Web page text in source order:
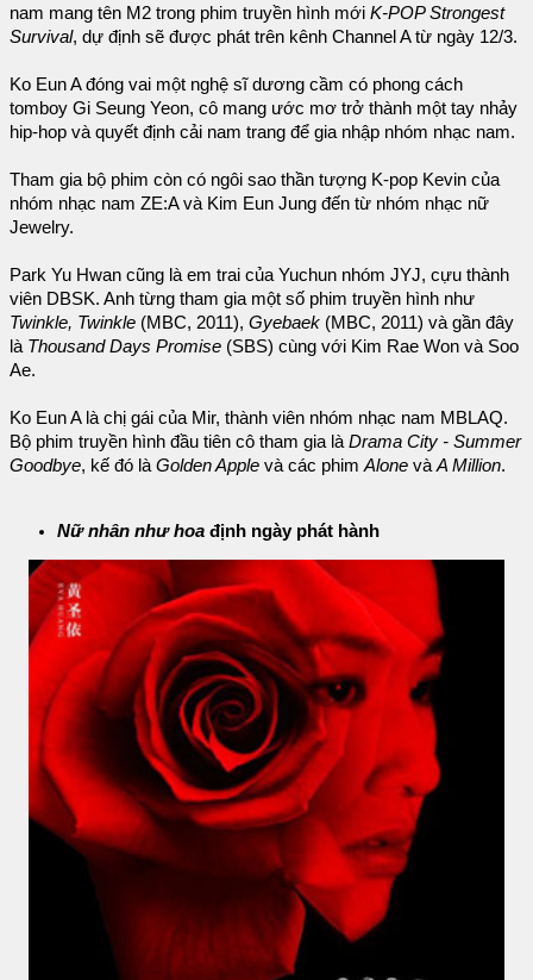
nam mang tên M2 trong phim truyền hình mới K-POP Strongest
Survival, dự định sẽ được phát trên kênh Channel A từ ngày 12/3.
Ko Eun A đóng vai một nghệ sĩ dương cầm có phong cách
tomboy Gi Seung Yeon, cô mang ước mơ trở thành một tay nhảy
hip-hop và quyết định cải nam trang để gia nhập nhóm nhạc nam.
Tham gia bộ phim còn có ngôi sao thần tượng K-pop Kevin của
nhóm nhạc nam ZE:A và Kim Eun Jung đến từ nhóm nhạc nữ
Jewelry.
Park Yu Hwan cũng là em trai của Yuchun nhóm JYJ, cựu thành
viên DBSK. Anh từng tham gia một số phim truyền hình như
Twinkle, Twinkle (MBC, 2011), Gyebaek (MBC, 2011) và gần đây
là Thousand Days Promise (SBS) cùng với Kim Rae Won và Soo
Ae.
Ko Eun A là chị gái của Mir, thành viên nhóm nhạc nam MBLAQ.
Bộ phim truyền hình đầu tiên cô tham gia là Drama City - Summer
Goodbye, kế đó là Golden Apple và các phim Alone và A Million.
Nữ nhân như hoa định ngày phát hành